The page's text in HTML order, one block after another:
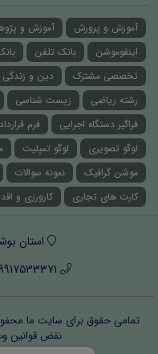
آموزش و پرورش آموزش و
اینفوموشن
بانک تلفن
تخصصی مشترک
دین و
رشته ریاضی
زیست شناسی
فراگیر دستگاه اجرایی
فرم قرارداد
لوگو تصویری
لوگو تمپلیت
موشن گرافیک
نمونه سوالات
کارت های تجاری
کارورزی و
استان
تمامی حقوق برای سایت ما
نقض قوانین